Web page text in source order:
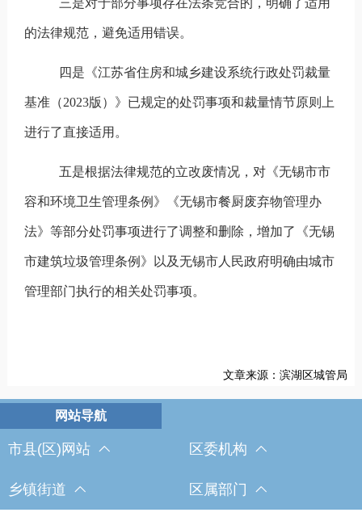
三是对于部分事项存在法条竞合的，明确了适用
的法律规范，避免适用错误。
四是《江苏省住房和城乡建设系统行政处罚裁量
基准（2023版）》已规定的处罚事项和裁量情节原则上
进行了直接适用。
五是根据法律规范的立改废情况，对《无锡市市
容和环境卫生管理条例》《无锡市餐厨废弃物管理办
法》等部分处罚事项进行了调整和删除，增加了《无锡
市建筑垃圾管理条例》以及无锡市人民政府明确由城市
管理部门执行的相关处罚事项。
文章来源：滨湖区城管局
市县(区)网站 区委机构
乡镇街道 区属部门